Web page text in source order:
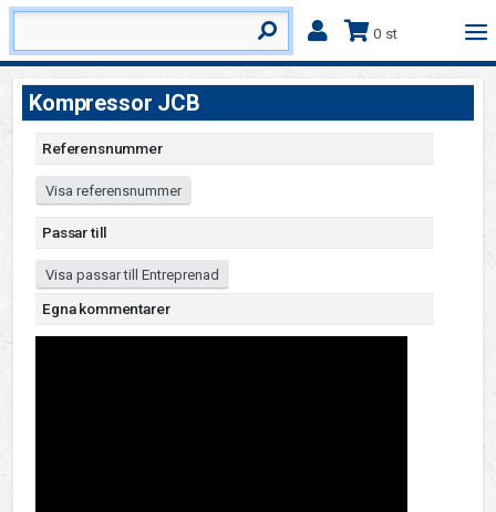
0 st
Kompressor JCB
Referensnummer
Visa referensnummer
Passar till
Visa passar till Entreprenad
Egna kommentarer